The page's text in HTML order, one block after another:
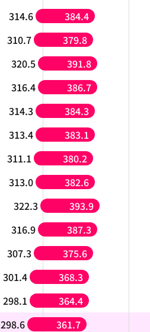
314.6 384.4
310.7 379.8
320.5 391.8
316.4 386.7
314.3 384.3
313.4 383.1
311.1 380.2
313.0 382.6
322.3 393.9
316.9 387.3
307.3 375.6
301.4 368.3
298.1 364.4
298.6 361.7